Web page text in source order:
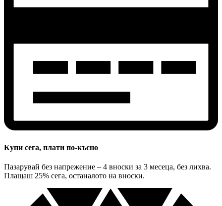
Купи сега, плати по-късно
Пазарувай без напрежение – 4 вноски за 3 месеца, без лихва.
Плащаш 25% сега, останалото на вноски.